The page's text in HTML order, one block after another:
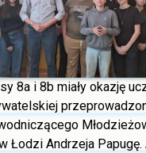
8a i 8b miały okazję
Łodzi Andrzeja